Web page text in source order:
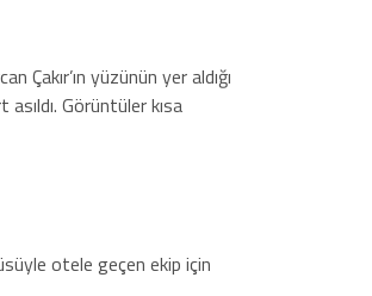
Çakır’ın yüzünün yer aldığı
Görüntüler kısa
otele geçen ekip için